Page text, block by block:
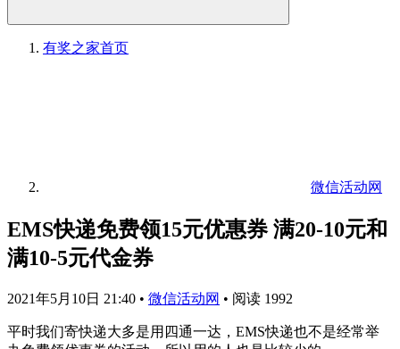
有奖之家首页
微信活动网
EMS快递免费领15元优惠券 满20-10元和
满10-5元代金券
2021年5月10日 21:40 • 微信活动网 • 阅读 1992
平时我们寄快递大多是用四通一达，EMS快递也不是经常举